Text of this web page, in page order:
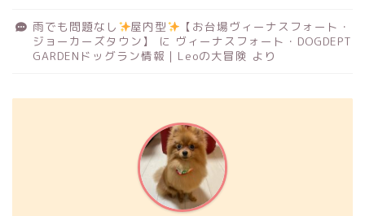
雨でも問題なし 屋内型
【お台場ヴィーナスフォート・
ジョーカーズタウン】
に ヴィーナスフォート・DOGDEPT
GARDENドッグラン情報｜Leoの大冒険 より